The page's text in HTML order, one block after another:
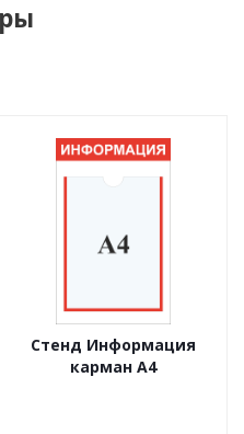
Стенд Информация
карман А4